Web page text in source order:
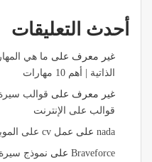
أحدث التعليقات
غير معرف على ما هي
الذاتية | أهم 10 مهارات
غير معرف على
قوالب على الإنترنت
nada على عمل cv على الموبايل : تطبيق خرافي ومجاني
Braveforce على نموذج